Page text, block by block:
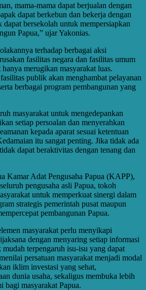
mama-mama dapat berjualan dengan
dapat berkebun dan bekerja dengan
dapat bersekolah untuk mempersiapkan
Papua,” ujar Yakonias.
terhadap berbagai aksi
fasilitas negara dan fasilitas umum
merugikan masyarakat luas.
publik akan menghambat pelayanan
berbagai program pembangunan yang
masyarakat untuk mengedepankan
setiap persoalan dan menyerahkan
kepada aparat sesuai ketentuan
itu sangat penting. Jika tidak ada
dapat beraktivitas dengan tenang dan
Kamar Adat Pengusaha Papua (KAPP),
pengusaha asli Papua, tokoh
untuk memperkuat sinergi dalam
strategis pemerintah pusat maupun
pembangunan Papua.
masyarakat perlu menyikapi
dengan menyaring setiap informasi
mudah terpengaruh isu-isu yang dapat
persatuan masyarakat menjadi modal
iklim investasi yang sehat,
dunia usaha, sekaligus membuka lebih
bagi masyarakat Papua.